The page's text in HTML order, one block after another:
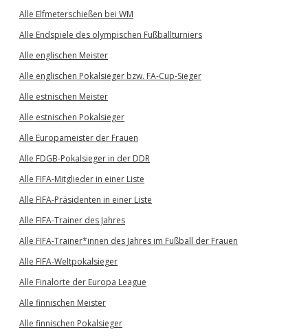
Alle Elfmeterschießen bei WM
Alle Endspiele des olympischen Fußballturniers
Alle englischen Meister
Alle englischen Pokalsieger bzw. FA-Cup-Sieger
Alle estnischen Meister
Alle estnischen Pokalsieger
Alle Europameister der Frauen
Alle FDGB-Pokalsieger in der DDR
Alle FIFA-Mitglieder in einer Liste
Alle FIFA-Präsidenten in einer Liste
Alle FIFA-Trainer des Jahres
Alle FIFA-Trainer*innen des Jahres im Fußball der Frauen
Alle FIFA-Weltpokalsieger
Alle Finalorte der Europa League
Alle finnischen Meister
Alle finnischen Pokalsieger